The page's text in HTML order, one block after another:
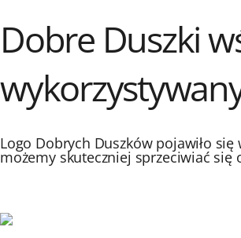
Dobre Duszki
Logo Dobrych Duszków pojawiło
możemy skuteczniej sprzeciwiać się